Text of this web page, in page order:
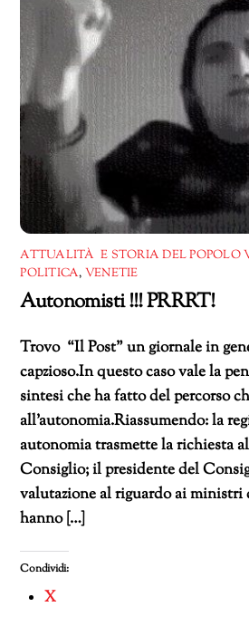
ATTUALITÀ E STORIA DEL POPOLO
POLITICA, VENETIE
Autonomisti !!! PRRRT!
Trovo “Il Post” un giornale in
capzioso.In questo caso vale la
sintesi che ha fatto del percorso
all’autonomia.Riassumendo: la
autonomia trasmette la richiesta
Consiglio; il presidente del
valutazione al riguardo ai ministri
hanno […]
Condividi:
X